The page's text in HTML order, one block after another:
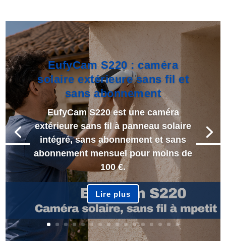
EufyCam S220 : caméra
solaire extérieure sans fil et
sans abonnement
EufyCam S220 est une caméra
extérieure sans fil à panneau solaire
intégré, sans abonnement et sans
abonnement mensuel pour moins de
100 €.
Lire plus